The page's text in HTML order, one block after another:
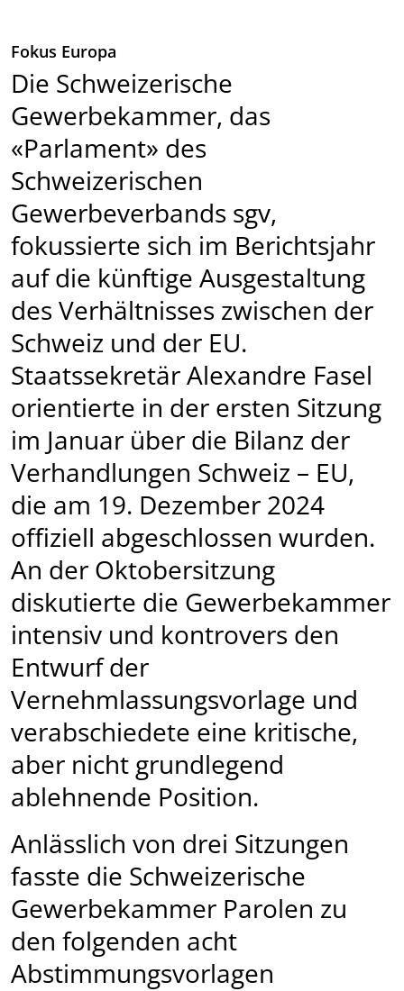
Fokus Europa
Die Schweizerische
Gewerbekammer, das
«Parlament» des
Schweizerischen
Gewerbeverbands sgv,
fokussierte sich im Berichtsjahr
auf die künftige Ausgestaltung
des Verhältnisses zwischen der
Schweiz und der EU.
Staatssekretär Alexandre Fasel
orientierte in der ersten Sitzung
im Januar über die Bilanz der
Verhandlungen Schweiz – EU,
die am 19. Dezember 2024
offiziell abgeschlossen wurden.
An der Oktobersitzung
diskutierte die Gewerbekammer
intensiv und kontrovers den
Entwurf der
Vernehmlassungsvorlage und
verabschiedete eine kritische,
aber nicht grundlegend
ablehnende Position.
Anlässlich von drei Sitzungen
fasste die Schweizerische
Gewerbekammer Parolen zu
den folgenden acht
Abstimmungsvorlagen